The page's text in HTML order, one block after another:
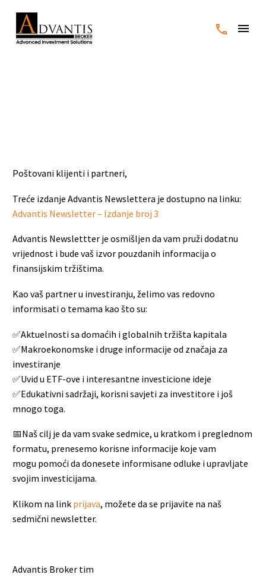
Poštovani klijenti i partneri,
Treće izdanje Advantis Newslettera je dostupno na linku:
Advantis Newsletter – Izdanje broj 3
Advantis Newslettter je osmišljen da vam pruži dodatnu
vrijednost i bude vaš izvor pouzdanih informacija o
finansijskim tržištima.
Kao vaš partner u investiranju, želimo vas redovno
informisati o temama kao što su:
✅Aktuelnosti sa domaćih i globalnih tržišta kapitala
✅Makroekonomske i druge informacije od značaja za
investiranje
✅Uvid u ETF-ove i interesantne investicione ideje
✅Edukativni sadržaji, korisni savjeti za investitore i još
mnogo toga.
📅Naš cilj je da vam svake sedmice, u kratkom i preglednom
formatu, prenesemo korisne informacije koje vam
mogu pomoći da donesete informisane odluke i upravljate
svojim investicijama.
Klikom na link prijava, možete da se prijavite na naš
sedmični newsletter.
Advantis Broker tim